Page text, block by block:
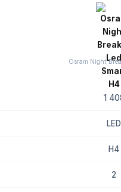
Osram Night
1
LED
H4
2